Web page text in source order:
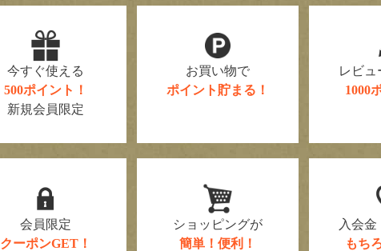
今すぐ使える
500ポイント！
新規会員限定
お買い物で
ポイント貯まる！
レビュ
1000
会員限定
クーポンGET！
ショッピングが
簡単！便利！
入会
もち